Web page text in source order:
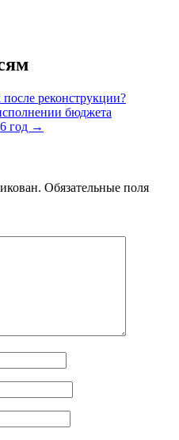
реконструкции?
бюджета
год →
Обязательные поля